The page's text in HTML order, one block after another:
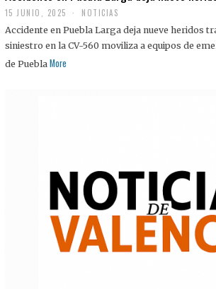
15 JUNIO, 2025 NOTICIAS
Accidente en Puebla Larga deja nueve heridos
siniestro en la CV-560 moviliza a equipos de
de Puebla More